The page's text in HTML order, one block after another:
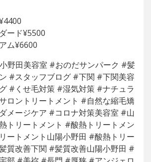
ード¥5500
ム¥6600
野田美容室 #おのだサンパーク #髪
#スタッフブログ #下関 #下関美容
#くせ毛対策 #湿気対策 #ナチュラ
ロントリートメント #自然な縮毛矯
メージケア #コロナ対策美容室 #山
トリートメント #酸熱トリートメン
ートメント山陽小野田 #酸熱トリー
質改善下関 #髪質改善山陽小野田 #